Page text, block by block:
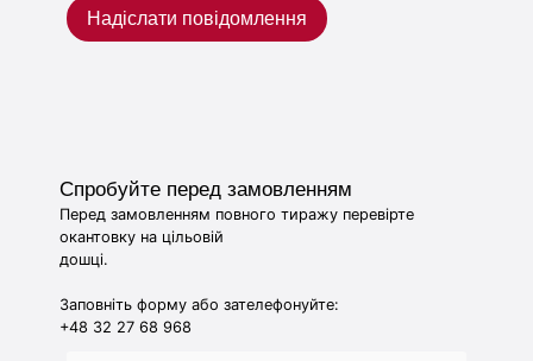
Надіслати повідомлення
Спробуйте перед замовленням
Перед замовленням повного тиражу перевірте
окантовку на цільовій
дошці.
Заповніть форму або зателефонуйте:
+48 32 27 68 968